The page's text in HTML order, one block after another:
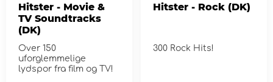
Hitster - Movie &
TV Soundtracks
(DK)
Over 150
uforglemmelige
lydspor fra film og TV!
Hitster - Rock (DK)
300 Rock Hits!